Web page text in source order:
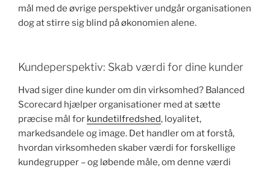
mål med de øvrige perspektiver undgår organisationen
dog at stirre sig blind på økonomien alene.
Kundeperspektiv: Skab værdi for dine kunder
Hvad siger dine kunder om din virksomhed? Balanced
Scorecard hjælper organisationer med at sætte
præcise mål for kundetilfredshed, loyalitet,
markedsandele og image. Det handler om at forstå,
hvordan virksomheden skaber værdi for forskellige
kundegrupper – og løbende måle, om denne værdi